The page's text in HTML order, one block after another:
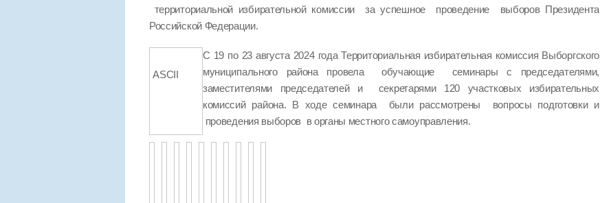
территориальной избирательной комиссии за успешное проведение выборов Президента
Российской Федерации.
ASCII
С 19 по 23 августа 2024 года Территориальная избирательная комиссия Выборгского
муниципального района провела обучающие семинары с председателями,
заместителями председателей и секретарями 120 участковых избирательных
комиссий района. В ходе семинара были рассмотрены вопросы подготовки и
проведения выборов в органы местного самоуправления.